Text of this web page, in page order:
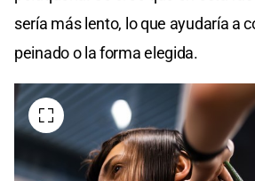
sería más lento, lo que ayudaría a
peinado o la forma elegida.